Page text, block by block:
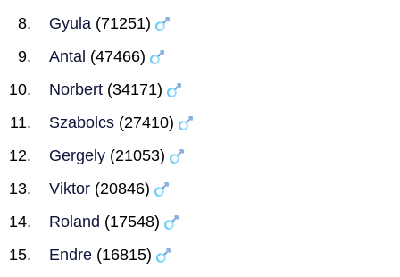
Gyula (71251)
Antal (47466)
Norbert (34171)
Szabolcs (27410)
Gergely (21053)
Viktor (20846)
Roland (17548)
Endre (16815)